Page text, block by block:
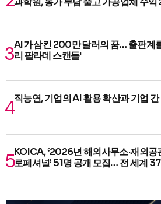
AI가 삼킨 200만 달러의 꿈… 출판계
리 팔라데 스캔들'
직능연, 기업의 AI 활용 확산과 기업
KOICA, ‘2026년 해외사무소·재외공
로페셔널’ 51명 공개 모집… 전 세계